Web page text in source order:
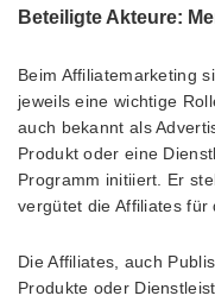
Beteiligte Akteure:
Beim Affiliatemarketing
jeweils eine wichtige
auch bekannt als
Produkt oder eine
Programm initiiert. Er
vergütet die Affiliates für
Die Affiliates, auch
Produkte oder